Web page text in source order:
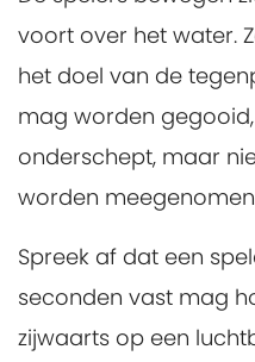
voort over het water.
het doel van de
mag worden
onderschept, maar
worden
Spreek af dat een
seconden vast mag
zijwaarts op een